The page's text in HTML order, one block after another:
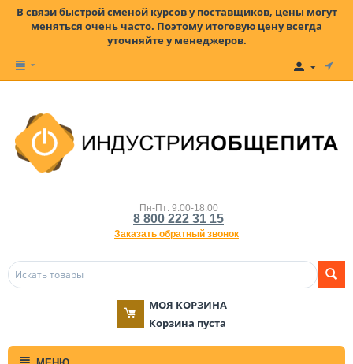
В связи быстрой сменой курсов у поставщиков, цены могут
меняться очень часто. Поэтому итоговую цену всегда
уточняйте у менеджеров.
Пн-Пт: 9:00-18:00
8 800 222 31 15
Заказать обратный звонок
МОЯ КОРЗИНА
Корзина пуста